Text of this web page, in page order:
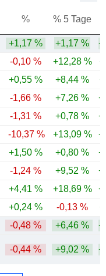
% % 5 Tage
+1,17 % +1,17 %
-0,10 % +12,28 %
+0,55 % +8,44 %
-1,66 % +7,26 %
-1,31 % +0,78 %
-10,37 % +13,09 %
+1,50 % +0,80 %
-1,24 % +9,52 %
+4,41 % +18,69 %
+0,24 % -0,13 %
-0,48 % +6,46 %
-0,44 % +9,02 %